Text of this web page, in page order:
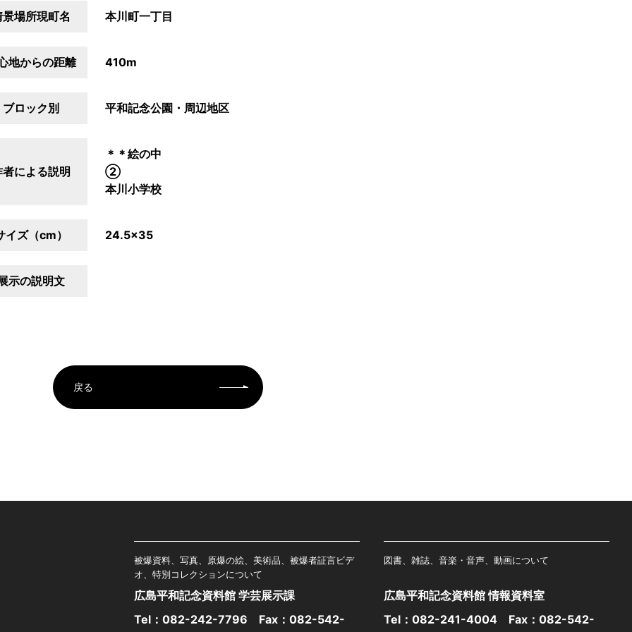
景場所現町名 本川町一丁目
地からの距離 410m
ブロック別 平和記念公園・周辺地区
者による説明
＊＊絵の中
②
本川小学校
イズ（cm） 24.5×35
示の説明文
戻る
被爆資料、写真、原爆の絵、美術品、被爆者証言ビデ
オ、特別コレクションについて
広島平和記念資料館 学芸展示課
Tel： 082-242-7796 Fax：082-542-
図書、雑誌、音楽・音声、動画について
広島平和記念資料館 情報資料室
Tel： 082-241-4004 Fax：082-542-